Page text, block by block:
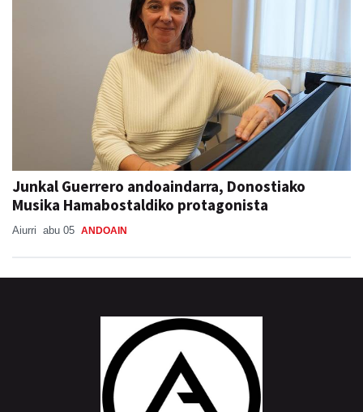
Junkal Guerrero andoaindarra, Donostiako
Musika Hamabostaldiko protagonista
Aiurri abu 05 ANDOAIN